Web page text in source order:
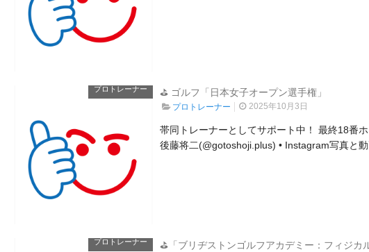
プロトレーナー ⛳ ゴルフ「日本女子オープン選手権」
プロトレーナー 2025年10月3日
帯同トレーナーとしてサポート中！ 最終18番
後藤将二(@gotoshoji.plus) • Instagram写真と動
プロトレーナー ⛳「ブリヂストンゴルフアカデミー：フィジカ